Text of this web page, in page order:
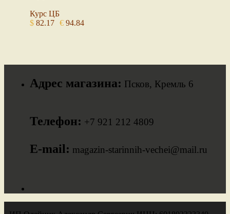
Курс ЦБ
$ 82.17 € 94.84
Адрес магазина: Псков, Кремль 6
Телефон: +7 921 212 4809
E-mail: magazin-starinnih-vechei@mail.ru